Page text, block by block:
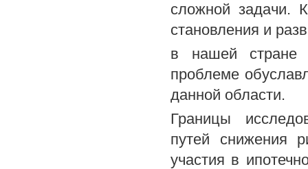
сложной задачи.
становления и
в нашей стране
проблеме
данной области.
Границы
путей снижения
участия в